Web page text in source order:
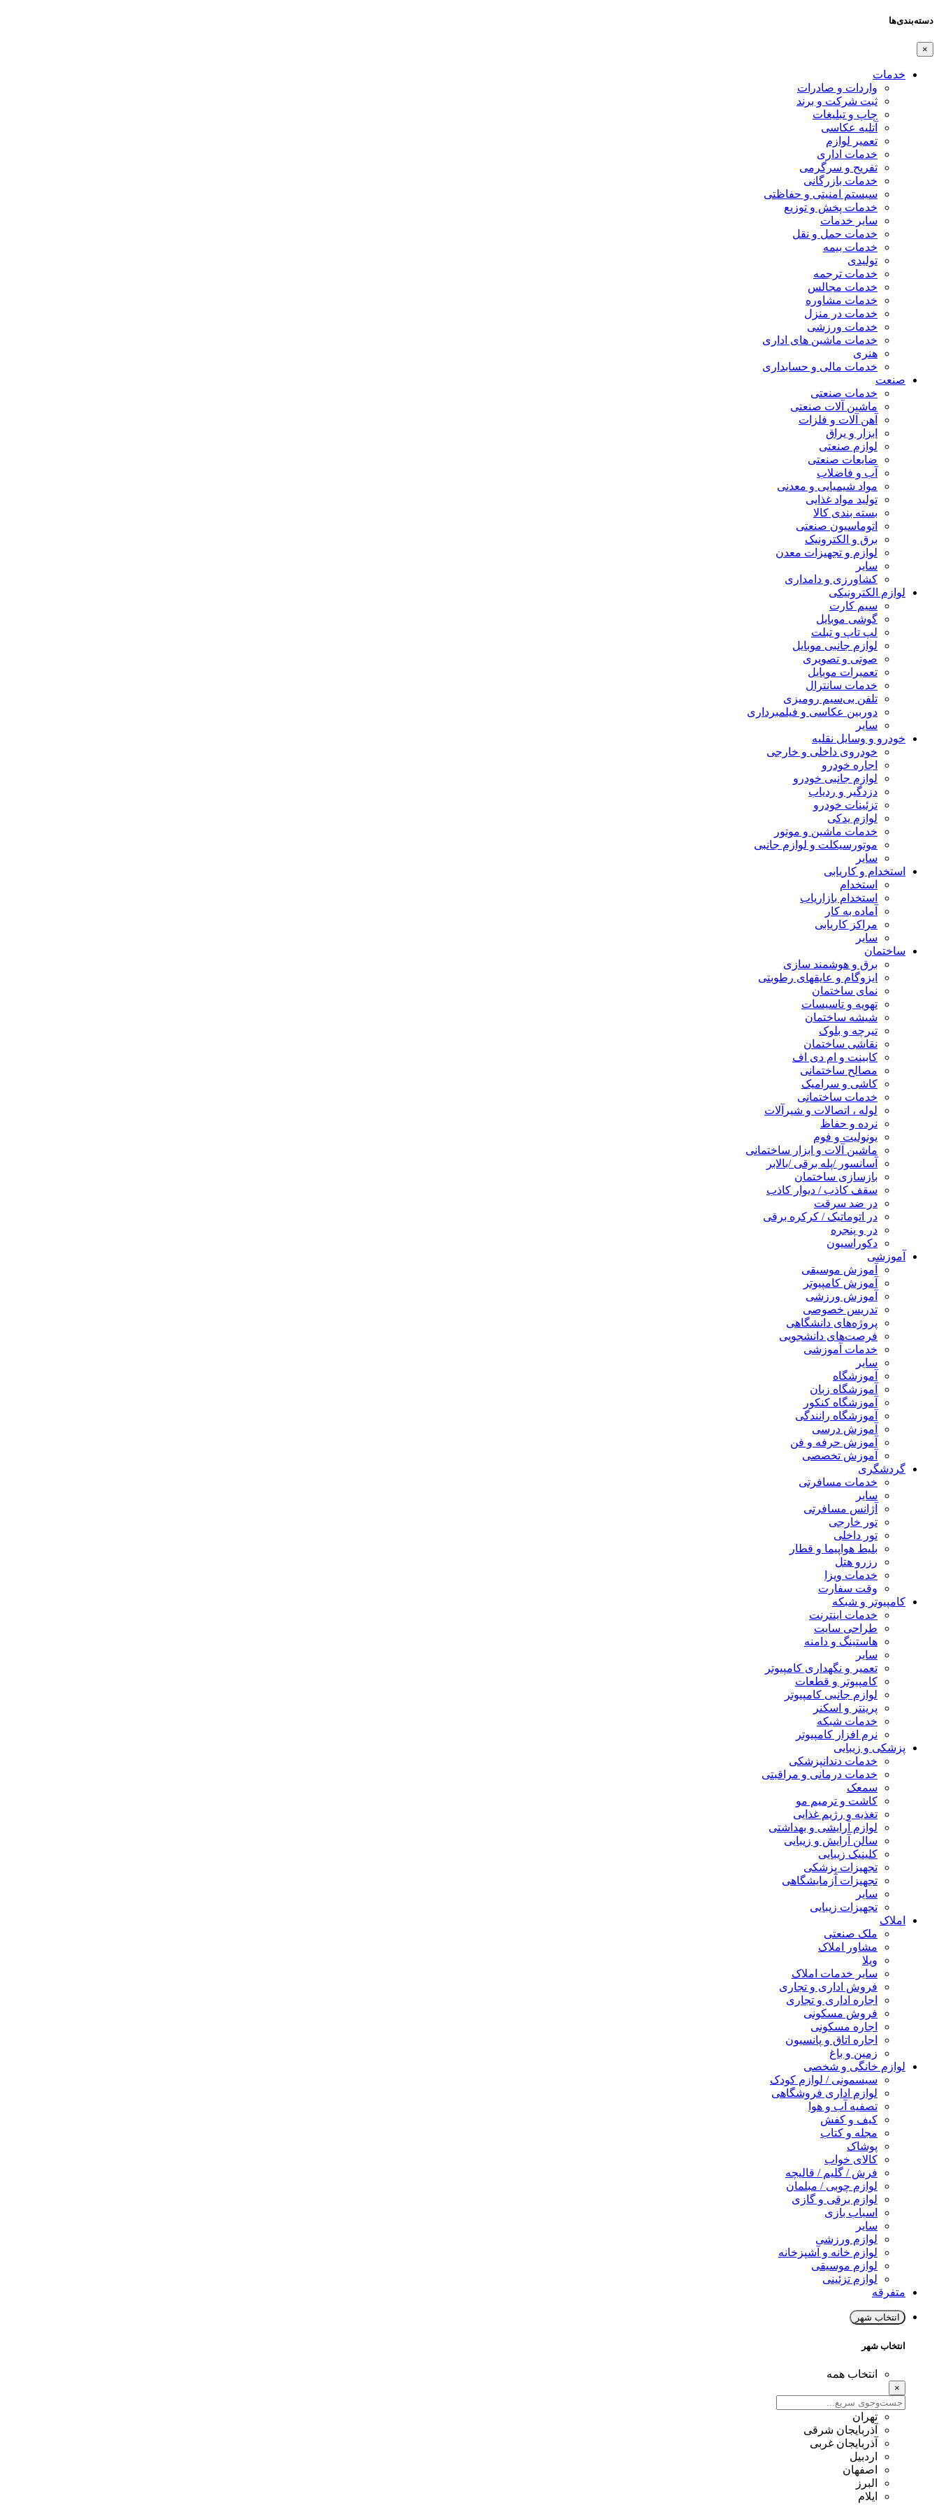
دسته‌بندی‌ها
×
خدمات
واردات و صادرات
ثبت شرکت و برند
چاپ و تبلیغات
آتلیه عکاسی
تعمیر لوازم
خدمات اداری
تفریح و سرگرمی
خدمات بازرگانی
سیستم امنیتی و حفاظتی
خدمات پخش و توزیع
سایر خدمات
خدمات حمل و نقل
خدمات بیمه
تولیدی
خدمات ترجمه
خدمات مجالس
خدمات مشاوره
خدمات در منزل
خدمات ورزشی
خدمات ماشین های اداری
هنری
خدمات مالی و حسابداری
صنعت
خدمات صنعتی
ماشین آلات صنعتی
آهن آلات و فلزات
ابزار و یراق
لوازم صنعتی
ضایعات صنعتی
آب و فاضلاب
مواد شیمیایی و معدنی
تولید مواد غذایی
بسته بندی کالا
اتوماسیون صنعتی
برق و الکترونیک
لوازم و تجهیزات معدن
سایر
کشاورزی و دامداری
لوازم الکترونیکی
سیم کارت
گوشی موبایل
لپ تاپ و تبلت
لوازم جانبی موبایل
صوتی و تصویری
تعمیرات موبایل
خدمات سانترال
تلفن بی‌سیم رومیزی
دوربین عکاسی و فیلمبرداری
سایر
خودرو و وسایل نقلیه
خودروی داخلی و خارجی
اجاره خودرو
لوازم جانبی خودرو
دزدگیر و ردیاب
تزئینات خودرو
لوازم یدکی
خدمات ماشین و موتور
موتورسیکلت و لوازم جانبی
سایر
استخدام و کاریابی
استخدام
استخدام بازاریاب
آماده به کار
مراکز کاریابی
سایر
ساختمان
برق و هوشمند سازی
ایزوگام و عایقهای رطوبتی
نمای ساختمان
تهویه و تاسیسات
شیشه ساختمان
تیرچه و بلوک
نقاشی ساختمان
کابینت و ام دی اف
مصالح ساختمانی
کاشی و سرامیک
خدمات ساختمانی
لوله ، اتصالات و شیرآلات
نرده و حفاظ
یونولیت و فوم
ماشین آلات و ابزار ساختمانی
آسانسور /پله برقی /بالابر
بازسازی ساختمان
سقف کاذب / دیوار کاذب
در ضد سرقت
در اتوماتیک / کرکره برقی
در و پنجره
دکوراسیون
آموزشی
آموزش موسیقی
آموزش کامپیوتر
آموزش ورزشی
تدریس خصوصی
پروژه‌های دانشگاهی
فرصت‌های دانشجویی
خدمات آموزشی
سایر
آموزشگاه
آموزشگاه زبان
آموزشگاه کنکور
آموزشگاه رانندگی
آموزش درسی
آموزش حرفه و فن
آموزش تخصصی
گردشگری
خدمات مسافرتی
سایر
آژانس مسافرتی
تور خارجی
تور داخلی
بلیط هواپیما و قطار
رزرو هتل
خدمات ویزا
وقت سفارت
کامپیوتر و شبکه
خدمات اینترنت
طراحی سایت
هاستینگ و دامنه
سایر
تعمیر و نگهداری کامپیوتر
کامپیوتر و قطعات
لوازم جانبی کامپیوتر
پرینتر و اسکنر
خدمات شبکه
نرم افزار کامپیوتر
پزشکی و زیبایی
خدمات دندانپزشکی
خدمات درمانی و مراقبتی
سمعک
کاشت و ترمیم مو
تغذیه و رژیم غذایی
لوازم آرایشی و بهداشتی
سالن آرایش و زیبایی
کلینیک زیبایی
تجهیزات پزشکی
تجهیزات آزمایشگاهی
سایر
تجهیزات زیبایی
املاک
ملک صنعتی
مشاور املاک
ویلا
سایر خدمات املاک
فروش اداری و تجاری
اجاره اداری و تجاری
فروش مسکونی
اجاره مسکونی
اجاره اتاق و پانسیون
زمین و باغ
لوازم خانگی و شخصی
سیسمونی / لوازم کودک
لوازم اداری فروشگاهی
تصفیه آب و هوا
کیف و کفش
مجله و کتاب
پوشاک
کالای خواب
فرش / گلیم / قالیچه
لوازم چوبی / مبلمان
لوازم برقی و گازی
اسباب بازی
سایر
لوازم ورزشی
لوازم خانه و آشپزخانه
لوازم موسیقی
لوازم تزئینی
متفرقه
انتخاب شهر
انتخاب شهر
انتخاب همه
×
تهران
آذربایجان شرقی
آذربایجان غربی
اردبیل
اصفهان
البرز
ایلام